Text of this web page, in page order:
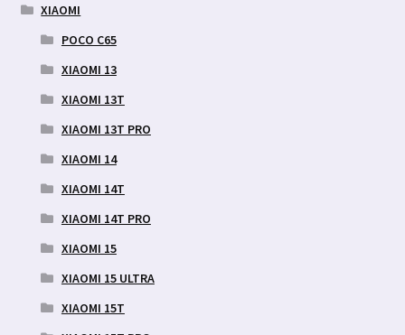
XIAOMI
POCO C65
XIAOMI 13
XIAOMI 13T
XIAOMI 13T PRO
XIAOMI 14
XIAOMI 14T
XIAOMI 14T PRO
XIAOMI 15
XIAOMI 15 ULTRA
XIAOMI 15T